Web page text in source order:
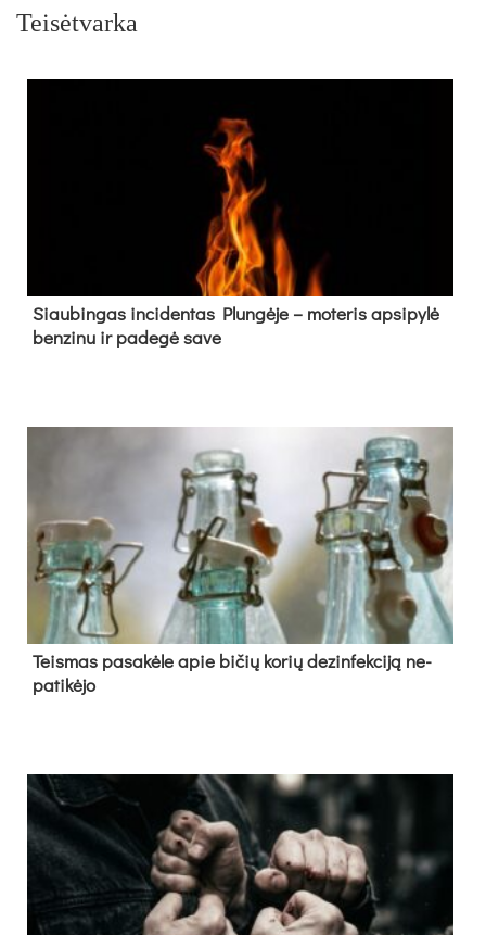
Teisėtvarka
Siau­bin­gas in­ci­den­tas Plun­gė­je – mo­te­ris ap­si­py­lė
ben­zi­nu ir pa­de­gė sa­ve
Teis­mas pa­sa­kė­le apie bi­čių ko­rių de­zin­fek­ci­ją ne­
pa­ti­kė­jo